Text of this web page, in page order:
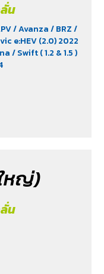
น
/ Avanza/ BRZ/
e:HEV (2.0) 2022
/ Swift ( 1.2 & 1.5 )
หญ่)
น